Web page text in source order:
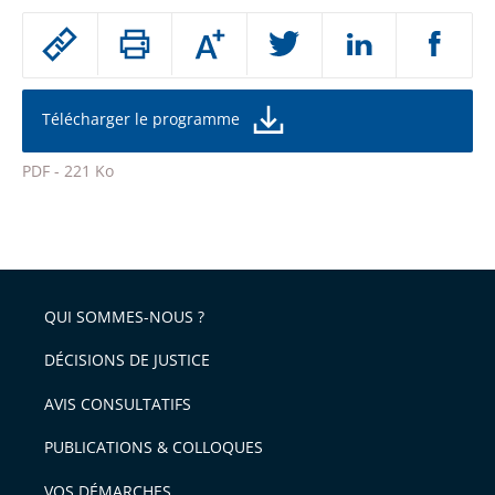
Passer
partage
de
l'article
pour
Augmenter
ou
la
de
police
Télécharger le programme
PDF - 221 Ko
l'article
pour
avant
QUI SOMMES-NOUS ?
DÉCISIONS DE JUSTICE
AVIS CONSULTATIFS
PUBLICATIONS & COLLOQUES
VOS DÉMARCHES